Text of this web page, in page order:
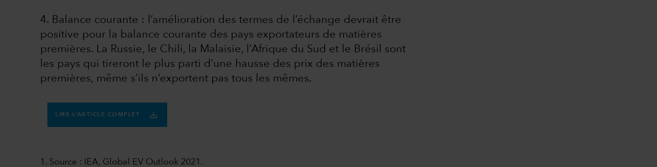
4. Balance courante : l’amélioration des termes de l’échange devrait être
positive pour la balance courante des pays exportateurs de matières
premières. La Russie, le Chili, la Malaisie, l’Afrique du Sud et le Brésil sont
les pays qui tireront le plus parti d’une hausse des prix des matières
premières, même s’ils n’exportent pas tous les mêmes.
LIRE L’ARTICLE COMPLET
1. Source : IEA, Global EV Outlook 2021.